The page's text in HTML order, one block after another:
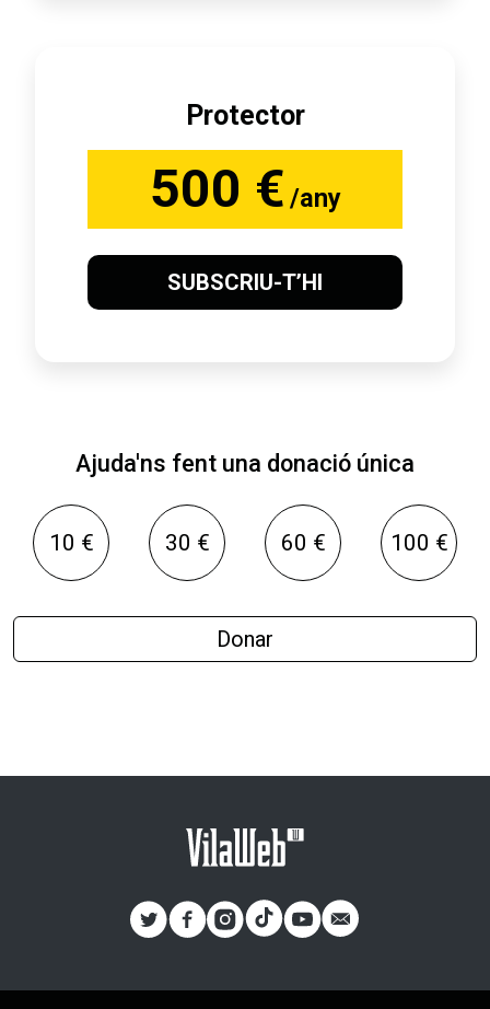
Protector
500 € /any
SUBSCRIU-T’HI
Ajuda'ns fent una donació única
10 € 30 € 60 € 100 €
Donar